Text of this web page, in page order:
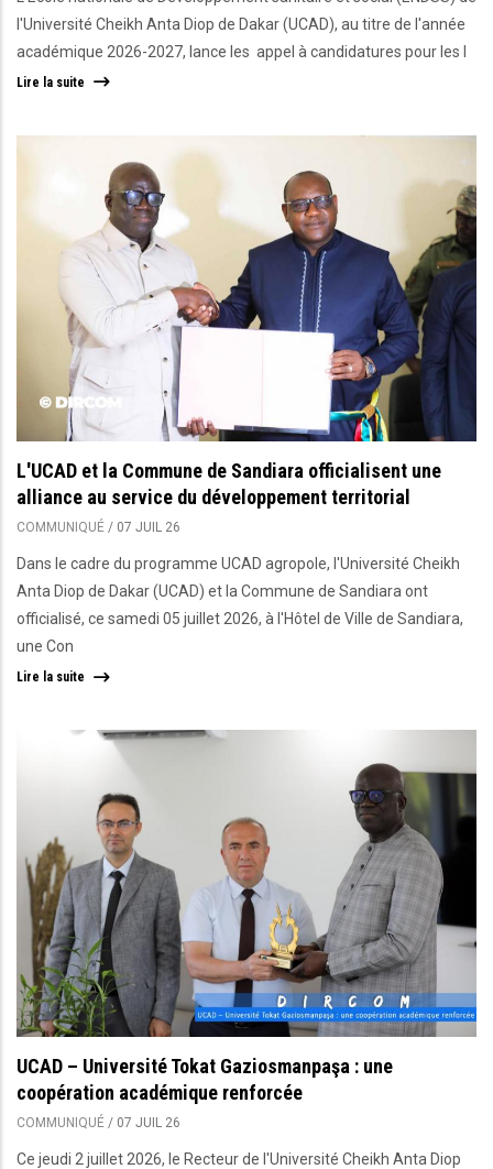
l'Université Cheikh Anta Diop de Dakar (UCAD), au titre de l'année
académique 2026-2027, lance les appel à candidatures pour les l
Lire la suite
L'UCAD et la Commune de Sandiara officialisent une
alliance au service du développement territorial
COMMUNIQUÉ / 07 JUIL 26
Dans le cadre du programme UCAD agropole, l'Université Cheikh
Anta Diop de Dakar (UCAD) et la Commune de Sandiara ont
officialisé, ce samedi 05 juillet 2026, à l'Hôtel de Ville de Sandiara,
une Con
Lire la suite
UCAD – Université Tokat Gaziosmanpaşa : une
coopération académique renforcée
COMMUNIQUÉ / 07 JUIL 26
Ce jeudi 2 juillet 2026, le Recteur de l'Université Cheikh Anta Diop